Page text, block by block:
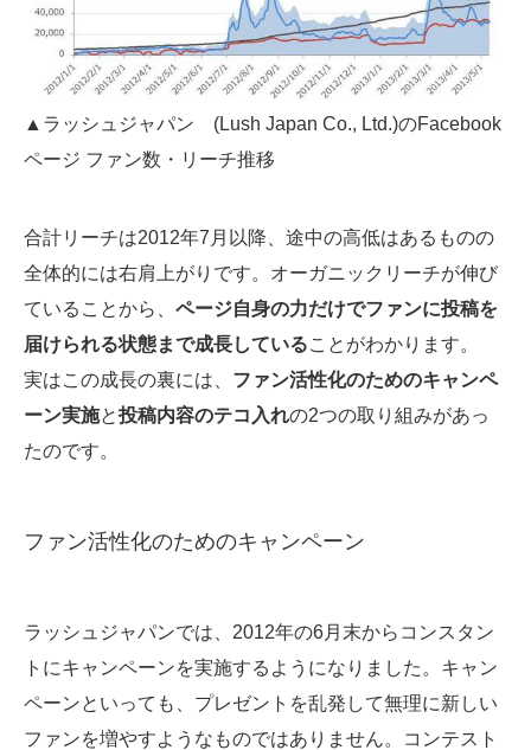
▲ラッシュジャパン (Lush Japan Co., Ltd.)のFacebook
ページ ファン数・リーチ推移
合計リーチは2012年7月以降、途中の高低はあるものの
全体的には右肩上がりです。オーガニックリーチが伸び
ていることから、 ページ自身の力だけでファンに投稿を
届けられる状態まで成長していることがわかります。
実はこの成長の裏には、 ファン活性化のためのキャンペ
ーン実施と投稿内容のテコ入れの2つの取り組みがあっ
たのです。
ファン活性化のためのキャンペーン
ラッシュジャパンでは、2012年の6月末からコンスタン
トにキャンペーンを実施するようになりました。キャン
ペーンといっても、プレゼントを乱発して無理に新しい
ファンを増やすようなものではありません。コンテスト